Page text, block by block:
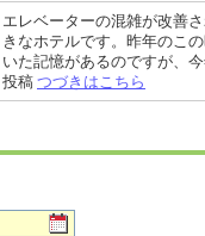
エレベーターの混雑が改善
きなホテルです。昨年のこ
いた記憶があるのですが、
投稿 つづきはこちら